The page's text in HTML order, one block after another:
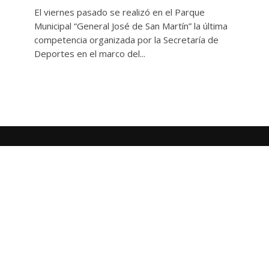
El viernes pasado se realizó en el Parque
Municipal “General José de San Martín” la última
competencia organizada por la Secretaría de
Deportes en el marco del...